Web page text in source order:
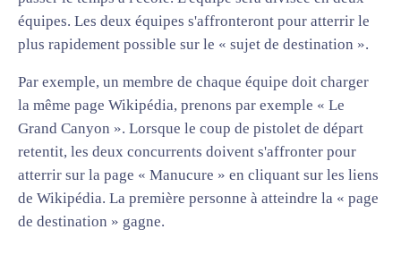
équipes. Les deux équipes s'affronteront pour atterrir le
plus rapidement possible sur le « sujet de destination ».
Par exemple, un membre de chaque équipe doit charger
la même page Wikipédia, prenons par exemple « Le
Grand Canyon ». Lorsque le coup de pistolet de départ
retentit, les deux concurrents doivent s'affronter pour
atterrir sur la page « Manucure » en cliquant sur les liens
de Wikipédia. La première personne à atteindre la « page
de destination » gagne.